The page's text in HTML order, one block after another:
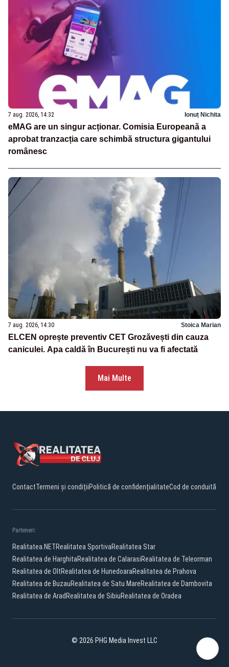
7 aug. 2026, 14:32 Ionuț Nichita
eMAG are un singur acționar. Comisia Europeană a
aprobat tranzacția care schimbă structura gigantului
românesc
7 aug. 2026, 14:30 Stoica Marian
ELCEN oprește preventiv CET Grozăvești din cauza
caniculei. Apa caldă în București nu va fi afectată
Mai Multe
ContactTermeni și condițiiPolitică de confidențialitateCod de conduită
Parteneri:
Realitatea.NETRealitatea SportivaRealitatea Star
Realitatea de HarghitaRealitatea de CalarasiRealitatea de Teleorman
Realitatea de OltRealitatea de HunedoaraRealitatea de Prahova
Realitatea de BuzauRealitatea de Satu MareRealitatea de Dambovita
Realitatea de Arad Realitatea de SibiuRealitatea de Oradea
© 2026 PHG Media Invest LLC